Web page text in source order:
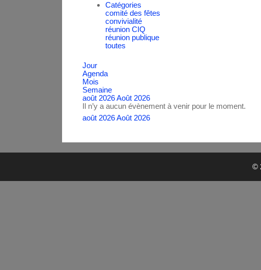
Catégories
comité des fêtes
convivialité
réunion CIQ
réunion publique
toutes
Jour
Agenda
Mois
Semaine
août 2026Août 2026
Il n’y a aucun évènement à venir pour le moment.
août 2026Août 2026
©